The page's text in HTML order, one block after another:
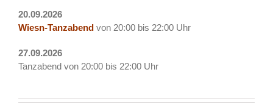
20.09.2026
Wiesn-Tanzabend von 20:00 bis 22:00 Uhr
27.09.2026
Tanzabend von 20:00 bis 22:00 Uhr